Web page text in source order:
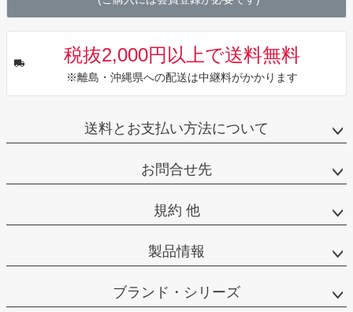
税抜2,000円以上で送料無料
※離島・沖縄県への配送は中継料がかかります
送料とお支払い方法について
お問合せ先
規約 他
製品情報
ブランド・シリーズ